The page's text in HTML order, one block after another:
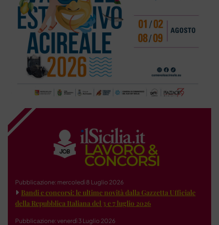
Pubblicazione: mercoledì 8 Luglio 2026
Bandi e concorsi: le ultime novità dalla Gazzetta Ufficiale
della Repubblica Italiana del 3 e 7 luglio 2026
Pubblicazione: venerdì 3 Luglio 2026